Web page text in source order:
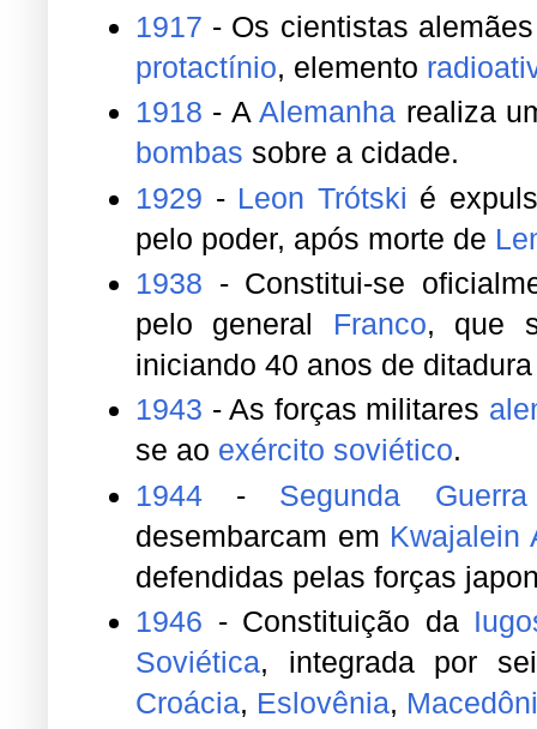
1917 - Os cientistas
protactínio, elemento
1918 - AAlemanha realiza
bombas sobre a cidade.
1929 - Leon Trótski é
pelo poder, após morte de
1938 - Constitui-se
pelo general Franco, que
iniciando 40 anos de
1943 - As forças militares
se ao exército soviético.
1944 - Segunda
desembarcam em Kwajalein
defendidas pelas forças
1946 - Constituição da
Soviética, integrada por
Croácia, Eslovênia,